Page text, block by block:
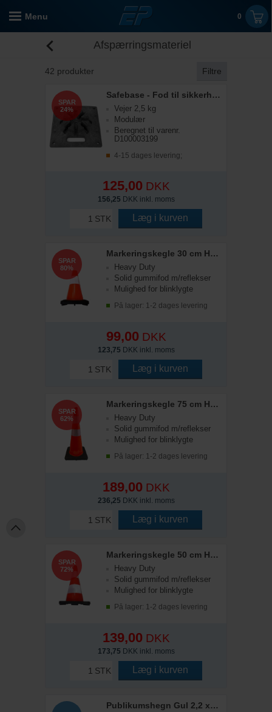
Menu 0
Afspærringsmateriel
42 produkter Filtre
Safebase - Fod til sikkerhedsafspæring
Vejer 2,5 kg
Modulær
Beregnet til varenr.
D100003199
4-15 dages levering;
125,00 DKK
156,25 DKK inkl. moms
STK Læg i kurven
SPAR
24%
Markeringskegle 30 cm Heavy-Duty
Heavy Duty
Solid gummifod m/reflekser
Mulighed for blinklygte
På lager: 1-2 dages levering
99,00 DKK
123,75 DKK inkl. moms
STK Læg i kurven
SPAR
80%
Markeringskegle 75 cm Heavy-Duty
Heavy Duty
Solid gummifod m/reflekser
Mulighed for blinklygte
På lager: 1-2 dages levering
189,00 DKK
236,25 DKK inkl. moms
STK Læg i kurven
SPAR
62%
Markeringskegle 50 cm Heavy-Duty
Heavy Duty
Solid gummifod m/reflekser
Mulighed for blinklygte
På lager: 1-2 dages levering
139,00 DKK
173,75 DKK inkl. moms
STK Læg i kurven
SPAR
72%
Publikumshegn Gul 2,2 x 1.1 mtr